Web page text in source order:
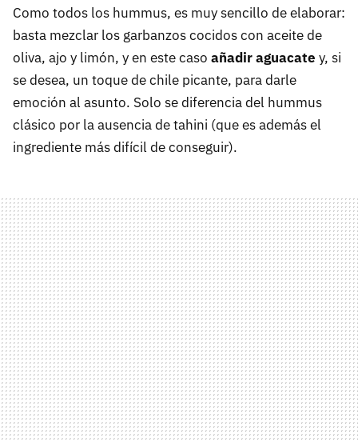
Como todos los hummus, es muy sencillo de elaborar:
basta mezclar los garbanzos cocidos con aceite de
oliva, ajo y limón, y en este caso añadir aguacate y, si
se desea, un toque de chile picante, para darle
emoción al asunto. Solo se diferencia del hummus
clásico por la ausencia de tahini (que es además el
ingrediente más difícil de conseguir).